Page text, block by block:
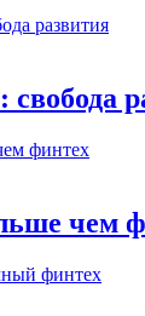
чем